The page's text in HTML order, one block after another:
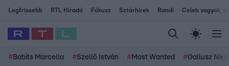
Legfrissebb RTL Híradó Fókusz Sztárhírek Randi Celeb vagyok,
# Babits Marcella #Szellő István # Most Wanted #Gallusz